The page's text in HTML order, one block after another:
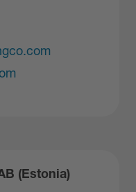
(Estonia)